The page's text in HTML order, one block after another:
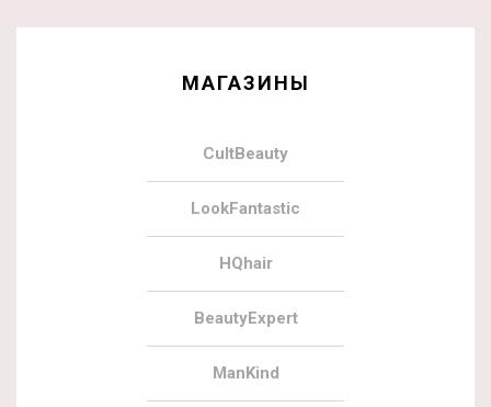
МАГАЗИНЫ
CultBeauty
LookFantastic
HQhair
BeautyExpert
ManKind